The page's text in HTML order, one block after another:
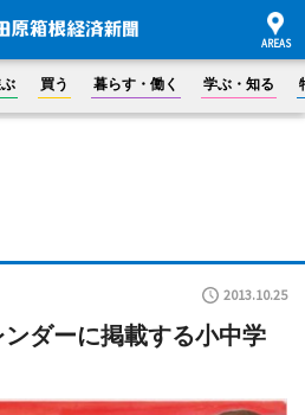
買う 暮らす・働く 学ぶ・知る
2013.10.25
ダーに掲載する小中学